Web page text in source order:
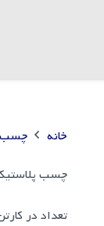
خانه چسب
چسب پلاستیک 1111 چسب پارس
تعداد در